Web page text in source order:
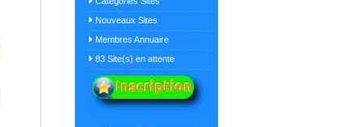
Nouveaux Sites
Membres Annuaire
83 Site(s) en attente